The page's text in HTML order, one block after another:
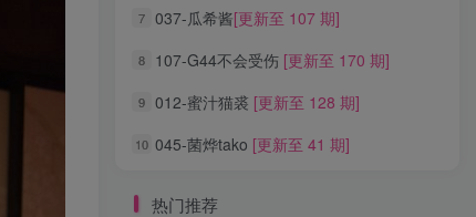
7 037-瓜希酱[更新至 107 期]
8 107-G44不会受伤 [更新至 170 期]
9 012-蜜汁猫裘 [更新至 128 期]
10 045-菌烨tako [更新至 41 期]
热门推荐
7 037-瓜希酱[更新至 107 期]
8 107-G44不会受伤 [更新至 170 期]
9 012-蜜汁猫裘 [更新至 128 期]
10 045-菌烨tako [更新至 41 期]
标签云